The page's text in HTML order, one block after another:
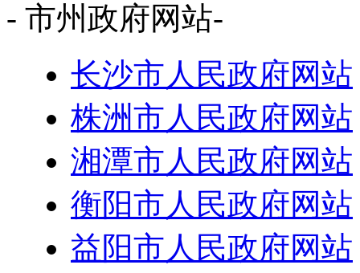
- 市州政府网站-
长沙市人民政府网站
株洲市人民政府网站
湘潭市人民政府网站
衡阳市人民政府网站
益阳市人民政府网站